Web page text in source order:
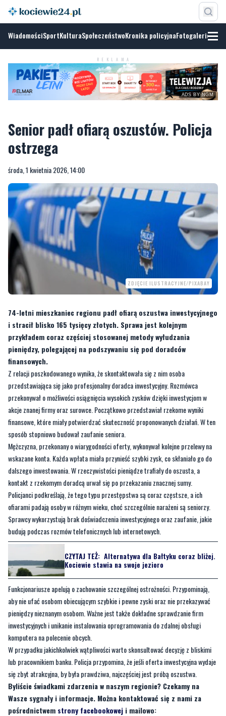
WiadomościSportKulturaSpołeczeństwoKronika policyjnaFotogalerie
REKLAMA
ADS BY NGM
Senior padł ofiarą oszustów. Policja
ostrzega
środa, 1 kwietnia 2026, 14:00
ZDJĘCIE ILUSTRACYJNE/PIXABAY
74-letni mieszkaniec regionu padł ofiarą oszustwa inwestycyjnego
i stracił blisko 165 tysięcy złotych. Sprawa jest kolejnym
przykładem coraz częściej stosowanej metody wyłudzania
pieniędzy, polegającej na podszywaniu się pod doradców
finansowych.
Z relacji poszkodowanego wynika, że skontaktowała się z nim osoba
przedstawiająca się jako profesjonalny doradca inwestycyjny. Rozmówca
przekonywał o możliwości osiągnięcia wysokich zysków dzięki inwestycjom w
akcje znanej firmy oraz surowce. Początkowo przedstawiał rzekome wyniki
finansowe, które miały potwierdzać skuteczność proponowanych działań. W ten
sposób stopniowo budował zaufanie seniora.
Mężczyzna, przekonany o wiarygodności oferty, wykonywał kolejne przelewy na
wskazane konta. Każda wpłata miała przynieść szybki zysk, co skłaniało go do
dalszego inwestowania. W rzeczywistości pieniądze trafiały do oszusta, a
kontakt z rzekomym doradcą urwał się po przekazaniu znacznej sumy.
Policjanci podkreślają, że tego typu przestępstwa są coraz częstsze, a ich
ofiarami padają osoby w różnym wieku, choć szczególnie narażeni są seniorzy.
Sprawcy wykorzystują brak doświadczenia inwestycyjnego oraz zaufanie, jakie
budują podczas rozmów telefonicznych lub internetowych.
CZYTAJ TEŻ: Alternatywa dla Bałtyku coraz bliżej.
Kociewie stawia na swoje jezioro
Funkcjonariusze apelują o zachowanie szczególnej ostrożności. Przypominają,
aby nie ufać osobom obiecującym szybkie i pewne zyski oraz nie przekazywać
pieniędzy nieznanym osobom. Ważne jest także dokładne sprawdzanie firm
inwestycyjnych i unikanie instalowania oprogramowania do zdalnej obsługi
komputera na polecenie obcych.
W przypadku jakichkolwiek wątpliwości warto skonsultować decyzję z bliskimi
lub pracownikiem banku. Policja przypomina, że jeśli oferta inwestycyjna wydaje
się zbyt atrakcyjna, by była prawdziwa, najczęściej jest próbą oszustwa.
Byliście świadkami zdarzenia w naszym regionie? Czekamy na
Wasze sygnały i informacje. Można kontaktować się z nami za
pośrednictwem strony facebookowej i mailowo: